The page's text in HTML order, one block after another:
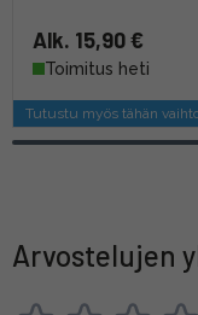
Alk. 15,90 €
Toimitus heti
Tutustu myös tähän
Arvostelujen